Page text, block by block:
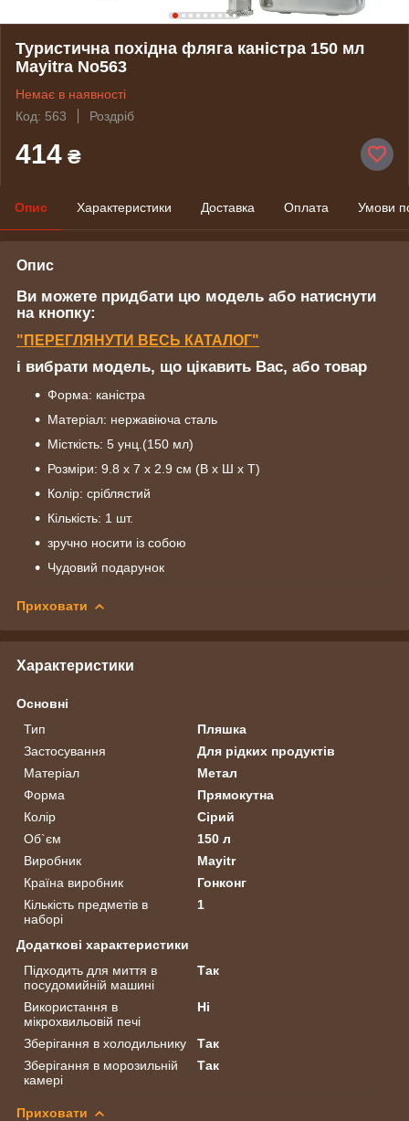
Туристична похідна фляга каністра 150 мл
Mayitra No563
Немає в наявності
Код: 563
Роздріб
414 ₴
Опис Характеристики Доставка Оплата Умови
Опис
Ви можете придбати цю модель або натиснути
на кнопку:
"ПЕРЕГЛЯНУТИ ВЕСЬ КАТАЛОГ"
і вибрати модель, що цікавить Вас, або товар
Форма: каністра
Матеріал: нержавіюча сталь
Місткість: 5 унц.(150 мл)
Розміри: 9.8 х 7 х 2.9 см (В х Ш х Т)
Колір: сріблястий
Кількість: 1 шт.
зручно носити із собою
Чудовий подарунок
Приховати
Характеристики
Основні
Тип
Пляшка
Застосування
Для рідких продуктів
Матеріал
Метал
Форма
Прямокутна
Колір
Сірий
Об`єм
150 л
Виробник
Mayitr
Країна виробник
Гонконг
Кількість предметів в
наборі
1
Додаткові характеристики
Підходить для миття в
посудомийній машині
Так
Використання в
мікрохвильовій печі
Ні
Зберігання в холодильнику
Так
Зберігання в морозильній
камері
Так
Приховати